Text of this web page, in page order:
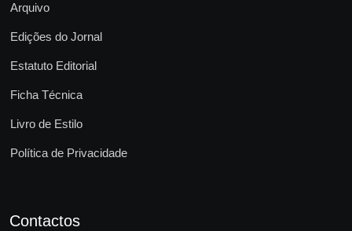
Arquivo
Edições do Jornal
Estatuto Editorial
Ficha Técnica
Livro de Estilo
Política de Privacidade
Contactos